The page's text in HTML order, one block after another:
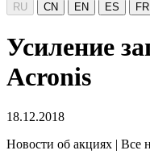
RU CN EN ES FR
Усиление
Acronis
18.12.2018
Новости об акциях | Все